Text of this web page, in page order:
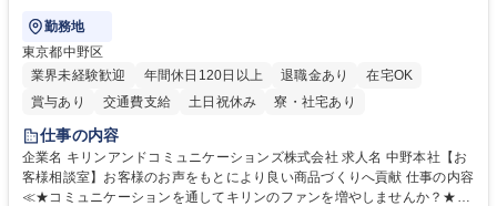
勤務地
東京都中野区
業界未経験歓迎
年間休日120日以上 退職金あり
在宅OK
賞与あり
交通費支給 土日祝休み 寮・社宅あり
仕事の内容
企業名 キリンアンドコミュニケーションズ株式会社 求人名 中野本社【お
客様相談室】お客様のお声をもとにより良い商品づくりへ貢献 仕事の内容
≪★コミュニケーションを通してキリンのファンを増やしませんか？★≫